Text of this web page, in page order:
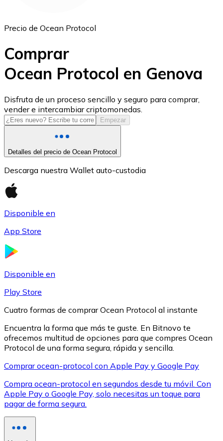
USD Coin
USDC
XRP
XRP
Precio de Ocean Protocol
Comprar
Ocean Protocol en Genova
Disfruta de un proceso sencillo y seguro para comprar,
vender e intercambiar criptomonedas.
Empezar
Detalles del precio de Ocean Protocol
Descarga nuestra Wallet auto-custodia
Disponible en
App Store
Disponible en
Play Store
Cuatro formas de comprar Ocean Protocol al instante
Encuentra la forma que más te guste. En Bitnovo te
ofrecemos multitud de opciones para que compres Ocean
Protocol de una forma segura, rápida y sencilla.
Comprar ocean-protocol con Apple Pay y Google Pay
Compra ocean-protocol en segundos desde tu móvil. Con
Apple Pay o Google Pay, solo necesitas un toque para
pagar de forma segura.